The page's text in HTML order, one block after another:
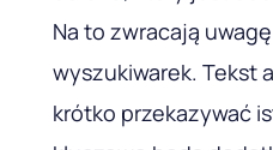
Całkowita liczba
metody została
już w 2023 roku.